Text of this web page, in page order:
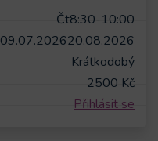
Čt8:30-10:00
09.07.202620.08.2026
Krátkodobý
2500 Kč
Přihlásit se